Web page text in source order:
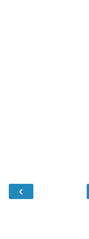
‹